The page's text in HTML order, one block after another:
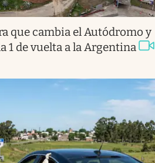
que cambia el Autódromo y
1 de vuelta a la Argentina